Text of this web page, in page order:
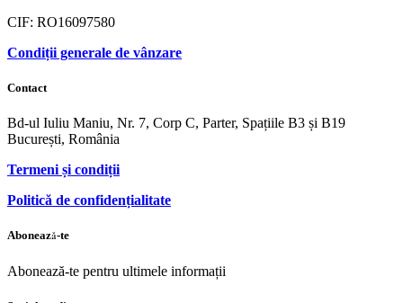
CIF: RO16097580
Condiții generale de vânzare
Contact
Bd-ul Iuliu Maniu, Nr. 7, Corp C, Parter, Spațiile B3 și B19
București, România
Termeni și condiții
Politică de confidențialitate
Abonează-te
Abonează-te pentru ultimele informații